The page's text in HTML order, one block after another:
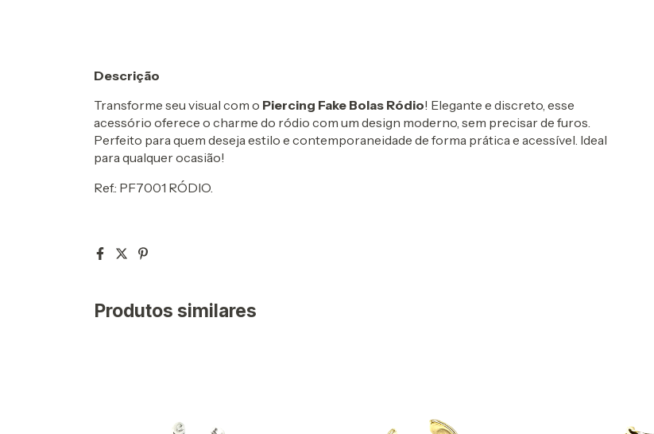
Descrição
Transforme seu visual com o Piercing Fake Bolas Ródio! Elegante e discreto, esse
acessório oferece o charme do ródio com um design moderno, sem precisar de furos.
Perfeito para quem deseja estilo e contemporaneidade de forma prática e acessível. Ideal
para qualquer ocasião!
Ref.: PF7001 RÓDIO.
Produtos similares